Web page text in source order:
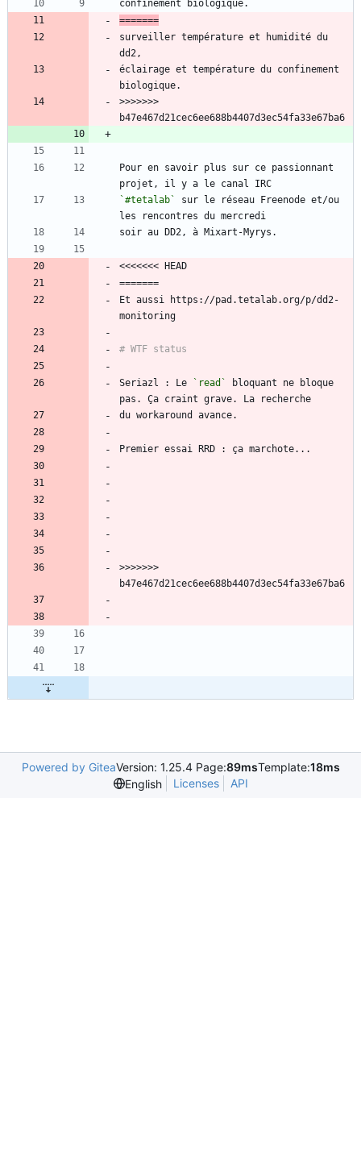
=======
surveiller température et humidité du
éclairage et température du confinement
>>>>>>>
Pour en savoir plus sur ce passionnant
`#tetalab`
sur le réseau Freenode et/ou
Et aussi https://pad.tetalab.org/p/dd2-
Seriazl : Le `read`
bloquant ne bloque
>>>>>>>
Powered by GiteaVersion: 1.25.4 Page:89msTemplate:18ms
English
Licenses API